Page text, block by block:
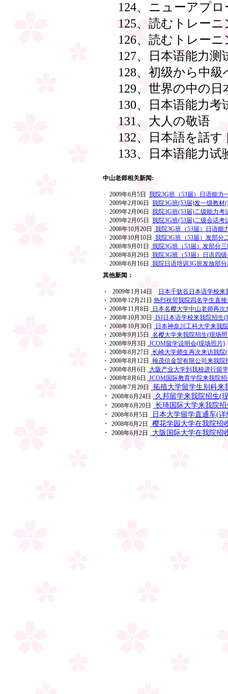
124、ニューアプ
125、読むトレー
126、読むトレー
127、日本语能力测
128、初级から中
129、世界の中の日
130、日本语能力考
131、大人の敬语
132、日本語を話
133、日本语能力试
中山老师相关新闻:
· 2009年6月5日 我院3G班（53届）日语能力
· 2009年2月06日 我院3G班(53届)发一级教材
· 2009年2月06日 我院3G班(53届)二级能力考
· 2009年2月05日 我院3G班(53届)二级会话考
· 2008年10月20日
我院3G班（53届）日语能
· 2008年10月10日
我院3G班（53届）发部分
· 2008年9月01日
我院3G班（53届）发部分
· 2008年8月29日
我院3G班（53届）日语四
· 2008年6月16日
我院日语培训3G班发放部
其他新闻：
· 2009年1月14日
日本千驮谷日本语学校来
· 2008年12月21日 热烈祝贺我院四名学生直
· 2008年11月8日
日本名樱大学中山老师再次
· 2008年10月30日
ISI日本语学校来我院招生(
· 2008年10月30日
日本神奈川工科大学来我
· 2008年9月15日
名樱大学来我院招生(现场
· 2008年9月3日
JCOM留学说明会(现场照片)
· 2008年8月27日
长崎大学师生再次来访我院
· 2008年8月12日
翰茂信金贸有限公司来我院
· 2008年8月6日
大阪产业大学到我校进行留
· 2008年8月6日
JCOM国际教育学院来我院
· 2008年7月29日
拓殖大学留学生别科来
·
2008年6月24日
久邦留学来我院招生(
·
2008年6月20日
长琦国际大学来我院
·
2008年6月5日
日本大学留学直通车(详
·
2008年6月2日
樱花学园大学在我院招
·
2008年6月2日 大阪国际大学在我院招